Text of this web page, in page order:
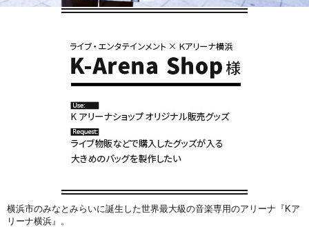
横浜市のみなとみらいに誕生した世界最大級の音楽専用のアリーナ『 Kア
リーナ横浜 』。